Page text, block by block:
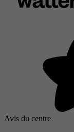
Avis du centre